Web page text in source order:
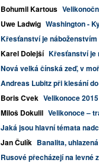
Bohumil Kartous
Uwe Ladwig Washington -
Křesťanství je
Karel Dolejší Křesťanství je
Nová velká čínská zeď, v
Andreas Lubitz při klesání
Boris Cvek Velikonoce 2015
Miloš Dokulil Velikonoce –
Jaká jsou hlavní témata
Jan Čulík Banalita,
Rusové přecházejí na levné